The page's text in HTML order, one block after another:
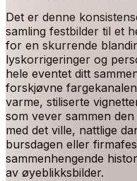
Det er denne
samling festbilder til et
for en skurrende
lyskorrigeringer og
hele eventet ditt
forskjøvne
varme, stiliserte
som vever sammen
med det ville, nattlige
bursdagen eller
sammenhengende
av øyeblikksbilder.